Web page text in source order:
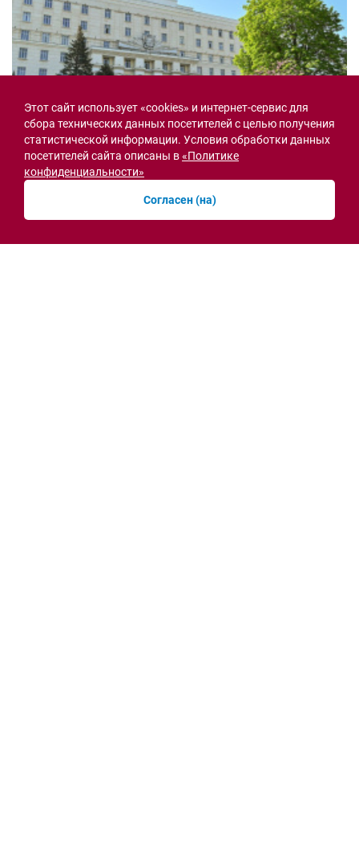
Семьи героев СВО с временной регистрацией
в Ростовской области смогут получить
земельный участок
30.07.2026 13:05
Этот сайт использует «cookies» и интернет-сервис для
сбора технических данных посетителей с целью получения
статистической информации. Условия обработки данных
посетителей сайта описаны в«Политике
конфиденциальности»
Согласен (на)